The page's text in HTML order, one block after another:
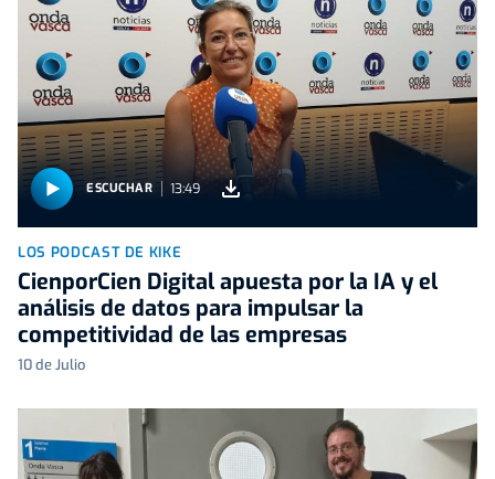
ESCUCHAR 13:49
LOS PODCAST DE KIKE
CienporCien Digital apuesta por la IA y el
análisis de datos para impulsar la
competitividad de las empresas
10 de Julio